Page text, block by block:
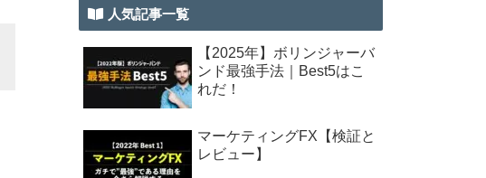
人気記事一覧
【2025年】ボリンジャーバ
ンド最強手法｜Best5はこ
れだ！
マーケティングFX【検証と
レビュー】